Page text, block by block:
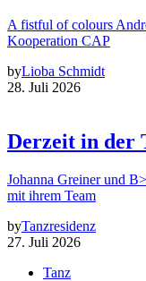
A fistful of colours
Kooperation CAP
byLioba Schmidt
28. Juli 2026
Derzeit in der
Johanna Greiner und
mit ihrem Team
byTanzresidenz
27. Juli 2026
Tanz